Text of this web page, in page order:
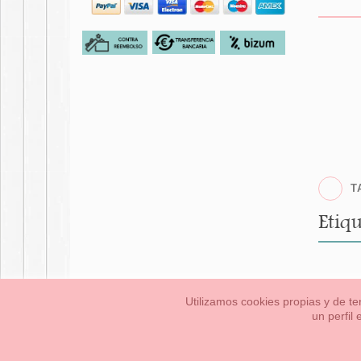
Pequeños/
Condiciones generales de
Utilizamos cookies propias y de
un perfil